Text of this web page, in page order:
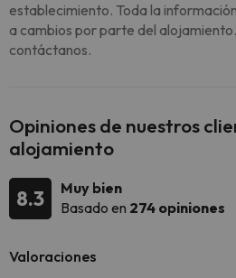
establecimiento. Toda la
a cambios por parte del
contáctanos.
Opiniones de nuestros
alojamiento
8.3
Muy bien
Basado en 274 opiniones